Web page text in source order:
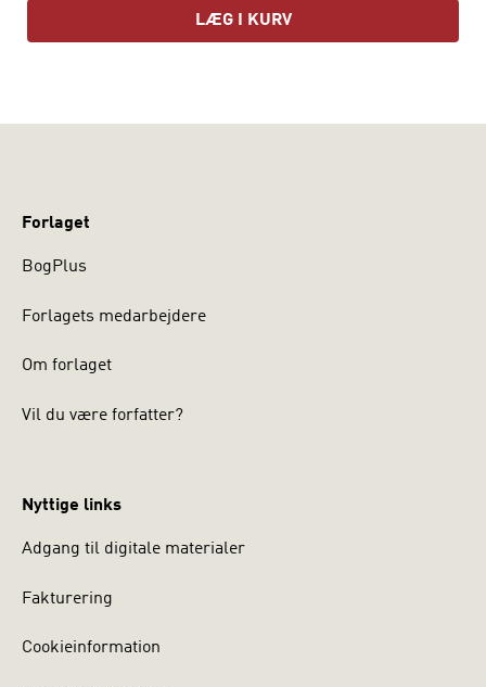
LÆG I KURV
Forlaget
BogPlus
Forlagets medarbejdere
Om forlaget
Vil du være forfatter?
Nyttige links
Adgang til digitale materialer
Fakturering
Cookieinformation